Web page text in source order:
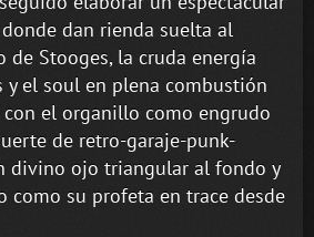
dan rienda suelta al
de Stooges, la cruda energía
y el soul en plena combustión
con el organillo como engrudo
de retro-garaje-punk-
divino ojo triangular al fondo y
como su profeta en trace desde